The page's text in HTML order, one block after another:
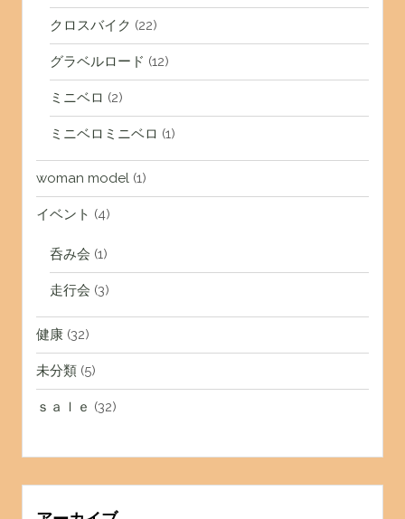
クロスバイク (22)
グラベルロード (12)
ミニベロ (2)
ミニベロミニベロ (1)
woman model(1)
イベント (4)
呑み会 (1)
走行会 (3)
健康(32)
未分類(5)
ｓａｌｅ (32)